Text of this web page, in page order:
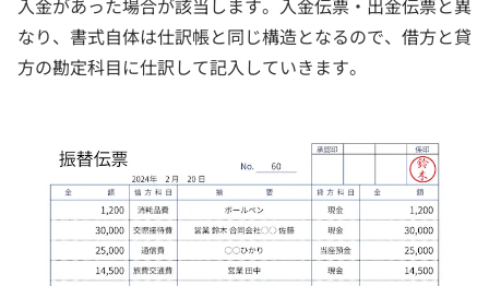
入金があった場合が該当します。入金伝票・出金伝票と異
なり、書式自体は仕訳帳と同じ構造となるので、借方と貸
方の勘定科目に仕訳して記入していきます。